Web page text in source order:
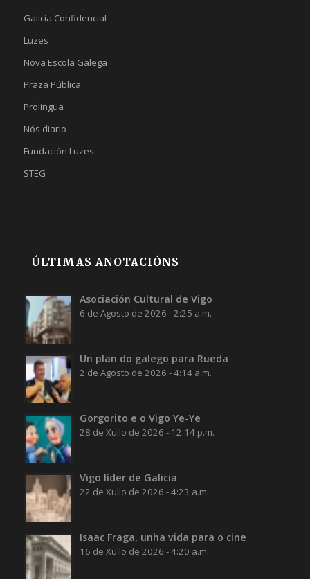
Galicia Confidencial
Luzes
Nova Escola Galega
Praza Pública
Prolingua
Nós diario
Fundación Luzes
STEG
ÚLTIMAS ANOTACIÓNS
Asociación Cultural de Vigo
6 de Agosto de 2026 - 2:25 a.m.
Un plan do galego para Rueda
2 de Agosto de 2026 - 4:14 a.m.
Gorgorito e o Vigo Ye-Ye
28 de Xullo de 2026 - 12:14 p.m.
Vigo líder de Galicia
22 de Xullo de 2026 - 4:23 a.m.
Isaac Fraga, unha vida para o cine
16 de Xullo de 2026 - 4:20 a.m.